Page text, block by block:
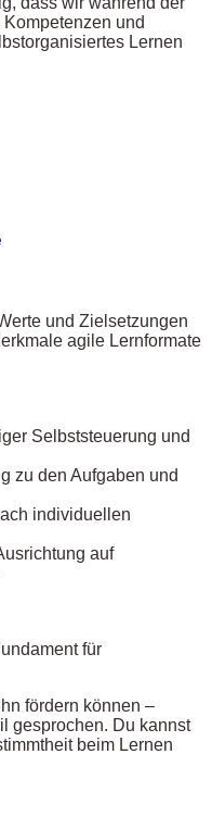
und
Lernen
und Zielsetzungen
agile Lernformate
Selbststeuerung und
zu den Aufgaben und
individuellen
auf
für
fördern können –
gesprochen. Du kannst
beim Lernen